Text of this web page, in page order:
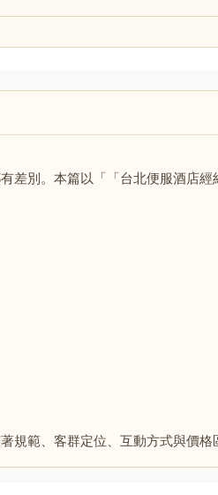
差別。本篇以「「台北便服酒店
規範、客群定位、互動方式與價格